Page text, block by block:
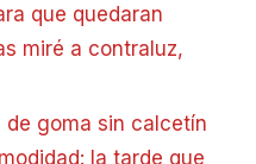
que quedaran
miré a contraluz,
de goma sin calcetín
la tarde que